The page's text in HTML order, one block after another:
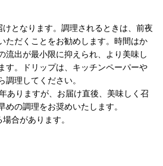
となります。調理されるときは、前夜
ただくことをお勧めします。時間はか
流出が最小限に抑えられ、より美味し
す。ドリップは、キッチンペーパーや
理してください。
ありますが、お届け直後、美味しく召
めの調理をお奨めいたします。
合があります。